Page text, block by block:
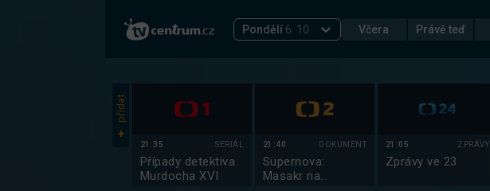
Pondělí 6. 10. Včera Právě teď
přidat
21:35 SERIÁL
Případy detektiva
Murdocha XVI
21:40 DOKUMENT
Supernova:
Masakr na
21:05 ZPRÁVY
Zprávy ve 23